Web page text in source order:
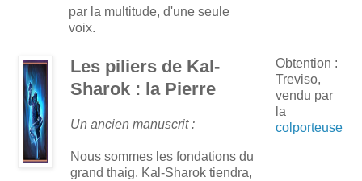
par la multitude, d'une seule
voix.
Les piliers de Kal-
Sharok : la Pierre
Un ancien manuscrit :
Nous sommes les fondations du
grand thaig. Kal-Sharok tiendra,
Obtention :
Treviso,
vendu par
la
colporteuse